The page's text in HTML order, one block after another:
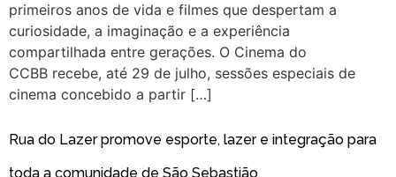
primeiros anos de vida e filmes que despertam a
curiosidade, a imaginação e a experiência
compartilhada entre gerações. O Cinema do
CCBB recebe, até 29 de julho, sessões especiais de
cinema concebido a partir […]
Rua do Lazer promove esporte, lazer e integração para
toda a comunidade de São Sebastião